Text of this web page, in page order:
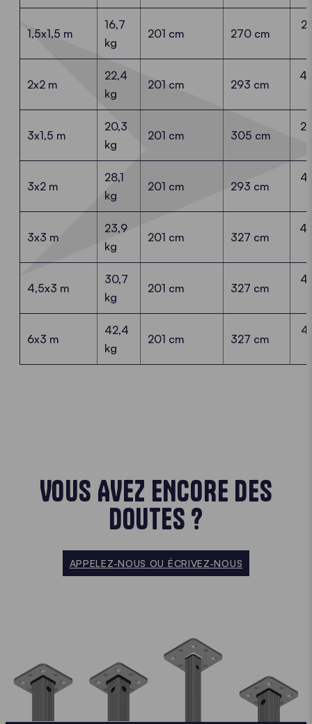
1,5x1,5 m
16,7
kg
201 cm 270 cm
2x2 m
22,4
kg
201 cm 293 cm
3x1,5 m
20,3
kg
201 cm 305 cm
3x2 m
28,1
kg
201 cm 293 cm
3x3 m
23,9
kg
201 cm 327 cm
4,5x3 m
30,7
kg
201 cm 327 cm
6x3 m
42,4
kg
201 cm 327 cm
VOUS AVEZ ENCORE DES
DOUTES ?
APPELEZ-NOUS OU ÉCRIVEZ-NOUS